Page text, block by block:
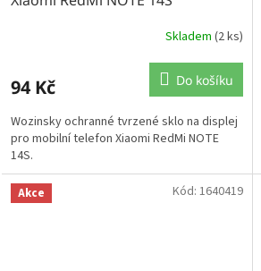
Skladem (2 ks)
94 Kč Do košíku
Wozinsky ochranné tvrzené sklo na displej
pro mobilní telefon Xiaomi RedMi NOTE
14S.
Akce Kód: 1640419